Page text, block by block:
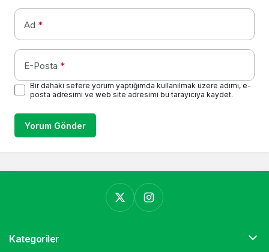
Ad *
E-Posta *
Bir dahaki sefere yorum yaptığımda kullanılmak üzere adımı, e-
posta adresimi ve web site adresimi bu tarayıcıya kaydet.
Yorum Gönder
Kategoriler